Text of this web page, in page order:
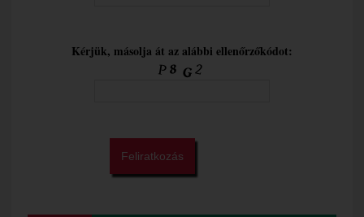
Kérjük, másolja át az alábbi ellenőrzőkódot: